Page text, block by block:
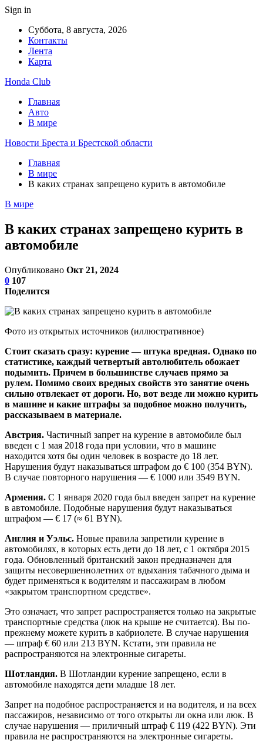
Sign in
Суббота, 8 августа, 2026
Контакты
Лента
Карта
Honda Club
Главная
Авто
В мире
Новости Бреста и Брестской области
Главная
В мире
В каких странах запрещено курить в автомобиле
В мире
В каких странах запрещено курить в
автомобиле
Опубликовано Окт 21, 2024
0 107
Поделится
Фото из открытых источников (иллюстративное)
Стоит сказать сразу: курение — штука вредная. Однако по
статистике, каждый четвертый автолюбитель обожает
подымить. Причем в большинстве случаев прямо за
рулем. Помимо своих вредных свойств это занятие очень
сильно отвлекает от дороги. Но, вот везде ли можно курить
в машине и какие штрафы за подобное можно получить,
рассказываем в материале.
Австрия. Частичный запрет на курение в автомобиле был
введен с 1 мая 2018 года при условии, что в машине
находится хотя бы один человек в возрасте до 18 лет.
Нарушения будут наказываться штрафом до € 100 (354 BYN).
В случае повторного нарушения — € 1000 или 3549 BYN.
Армения. С 1 января 2020 года был введен запрет на курение
в автомобиле. Подобные нарушения будут наказываться
штрафом — € 17 (≈ 61 BYN).
Англия и Уэльс. Новые правила запретили курение в
автомобилях, в которых есть дети до 18 лет, с 1 октября 2015
года. Обновленный британский закон предназначен для
защиты несовершеннолетних от вдыхания табачного дыма и
будет применяться к водителям и пассажирам в любом
«закрытом транспортном средстве».
Это означает, что запрет распространяется только на закрытые
транспортные средства (люк на крыше не считается). Вы по-
прежнему можете курить в кабриолете. В случае нарушения
— штраф € 60 или 213 BYN. Кстати, эти правила не
распространяются на электронные сигареты.
Шотландия. В Шотландии курение запрещено, если в
автомобиле находятся дети младше 18 лет.
Запрет на подобное распространяется и на водителя, и на всех
пассажиров, независимо от того открыты ли окна или люк. В
случае нарушения — приличный штраф € 119 (422 BYN). Эти
правила не распространяются на электронные сигареты.